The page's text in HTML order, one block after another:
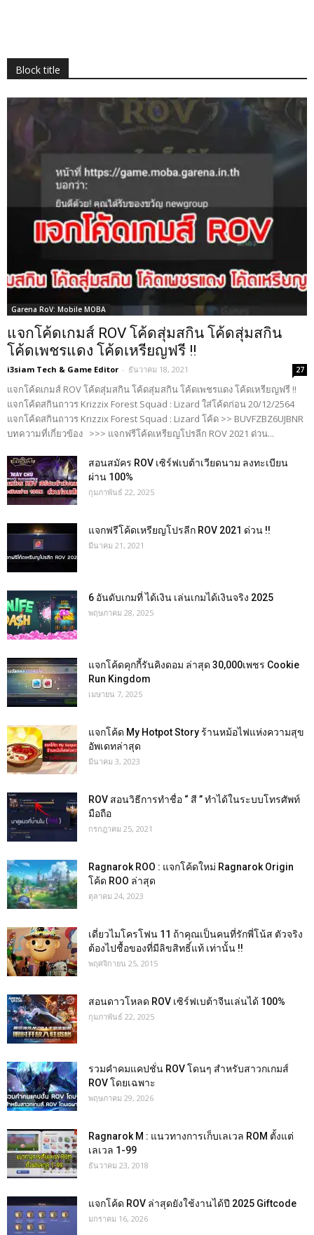
Block title
Garena RoV: Mobile MOBA
แจกโค้ดเกมส์ ROV โค้ดสุ่มสกิน โค้ดสุ่มสกิน
โค้ดเพชรแดง โค้ดเหรียญฟรี !!
i3siam Tech & Game Editor - ธันวาคม 18, 2021 27
แจกโค้ดเกมส์ ROV โค้ดสุ่มสกิน โค้ดสุ่มสกิน โค้ดเพชรแดง โค้ดเหรียญฟรี !!
แจกโค้ดสกินถาวร Krizzix Forest Squad : Lizard ใส่โค้ดก่อน 20/12/2564
แจกโค้ดสกินถาวร Krizzix Forest Squad : Lizard โค้ด >> BUVFZBZ6UJBNR
บทความที่เกี่ยวข้อง >>> แจกฟรีโค้ดเหรียญโปรลีก ROV 2021 ด่วน...
สอนสมัคร ROV เซิร์ฟเบต้าเวียดนาม ลงทะเบียน
ผ่าน 100%
กุมภาพันธ์ 22, 2025
แจกฟรีโค้ดเหรียญโปรลีก ROV 2021 ด่วน !!
มีนาคม 21, 2021
6 อันดับเกมที่ ได้เงิน เล่นเกมได้เงินจริง 2025
พฤษภาคม 28, 2025
แจกโค้ดคุกกี้รันคิงดอม ล่าสุด 30,000เพชร Cookie
Run Kingdom
เมษายน 7, 2025
แจกโค้ด My Hotpot Story ร้านหม้อไฟแห่งความสุข
อัพเดทล่าสุด
มีนาคม 3, 2023
ROV สอนวิธีการทำชื่อ “ สี ” ทำได้ในระบบโทรศัพท์
มือถือ
กรกฎาคม 25, 2021
Ragnarok ROO : แจกโค้ดใหม่ Ragnarok Origin
โค้ด ROO ล่าสุด
ตุลาคม 24, 2023
เดี่ยวไมโครโฟน 11 ถ้าคุณเป็นคนที่รักพี่โน้ส ตัวจริง
ต้องไปชื้อของที่มีลิขสิทธิ์แท้ เท่านั้น !!
พฤศจิกายน 25, 2015
สอนดาวโหลด ROV เซิร์ฟเบต้าจีนเล่นได้ 100%
กุมภาพันธ์ 22, 2025
รวมคำคมแคปชั่น ROV โดนๆ สำหรับสาวกเกมส์
ROV โดยเฉพาะ
พฤษภาคม 29, 2026
Ragnarok M : แนวทางการเก็บเลเวล ROM ตั้งแต่
เลเวล 1-99
ธันวาคม 23, 2018
แจกโค้ด ROV ล่าสุดยังใช้งานได้ปี 2025 Giftcode
มกราคม 16, 2026